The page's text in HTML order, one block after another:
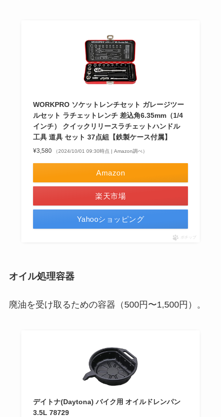
WORKPRO ソケットレンチセット ガレージツー
ルセット ラチェットレンチ 差込角6.35mm（1/4
インチ） クイックリリースラチェットハンドル
工具 道具 セット 37点組【鉄製ケース付属】
¥3,580 （2024/10/01 09:30時点 | Amazon調べ）
Amazon
楽天市場
Yahooショッピング
ポチップ
オイル処理容器
廃油を受け取るための容器（500円〜1,500円）。
デイトナ(Daytona) バイク用 オイルドレンパン
3.5L 78729